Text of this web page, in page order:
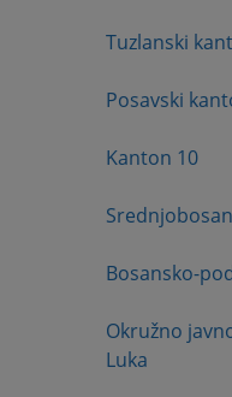
Tuzlanski
Posavski
Kanton 10
Bosansko-
Okružno
Luka